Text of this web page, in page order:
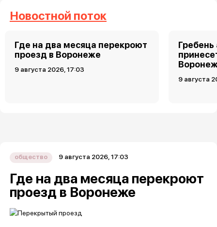
Новостной поток
Где на два месяца перекроют
проезд в Воронеже
9 августа 2026, 17:03
9 августа
общество 9 августа 2026, 17:03
Где на два месяца перекроют
проезд в Воронеже